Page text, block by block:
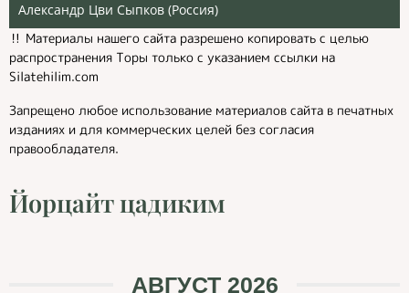
Александр Цви Сыпков (Россия)
‼️ Материалы нашего сайта разрешено копировать с целью
распространения Торы только с указанием ссылки на
Silatehilim.com
Запрещено любое использование материалов сайта в печатных
изданиях и для коммерческих целей без согласия
правообладателя.
Йорцайт цадиким
АВГУСТ 2026